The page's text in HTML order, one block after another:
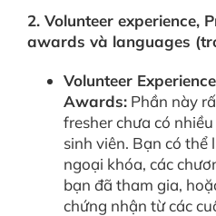
2. Volunteer experience,
awards và languages
Volunteer
Awards:Phần này
fresher chưa có
sinh viên. Bạn có thể
ngoại khóa, các
bạn đã tham gia,
chứng nhận từ các